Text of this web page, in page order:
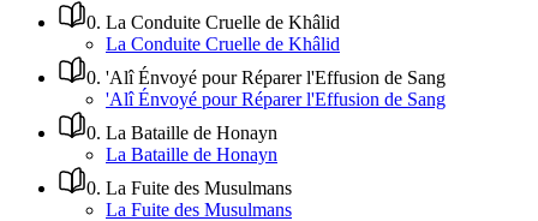
0. La Conduite Cruelle de Khâlid
La Conduite Cruelle de Khâlid
0. 'Alî Énvoyé pour Réparer l'Effusion de Sang
'Alî Énvoyé pour Réparer l'Effusion de Sang
0. La Bataille de Honayn
La Bataille de Honayn
0. La Fuite des Musulmans
La Fuite des Musulmans